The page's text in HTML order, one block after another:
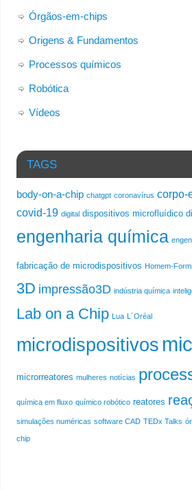
Órgãos-em-chips
Origens & Fundamentos
Processos químicos
Robótica
Vídeos
TAGS
body-on-a-chip chatgpt coronavírus corpo-
covid-19 digital dispositivos microfluídico
engenharia química
fabricação de microdispositivos Homem-
3D impressão3D indústria química
Lab on a Chip Lua L´Oréal
microdispositivos
microrreatores mulheres notícias
química em fluxo químico robótico reatores
simulações numéricas software CAD TEDx Talks
chip